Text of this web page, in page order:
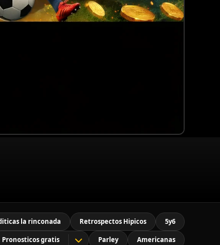
la rinconada Retrospectos Hipicos 5y6
Pronosticos gratis Parley Americanas